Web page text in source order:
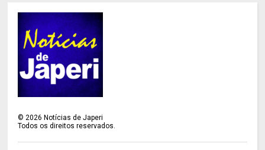
©2026 Notícias de Japeri
Todos os direitos reservados.